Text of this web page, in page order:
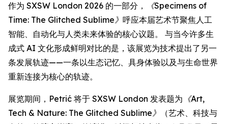
作为 SXSW London 2026 的一部分，
《Specimens of
Time: The Glitched Sublime》 呼应本届艺术节聚焦人工
智能、自动化与人类未来体验的核心议题。 与当今许多生
成式 AI 文化形成鲜明对比的是，该展览为技术提出了另一
条发展轨迹——一条以生态记忆、具身体验以及与生命世界
重新连接为核心的轨迹。
展览期间，Petrić 将于 SXSW London 发表题为 《Art,
Tech & Nature: The Glitched Sublime》
（艺术、科技与